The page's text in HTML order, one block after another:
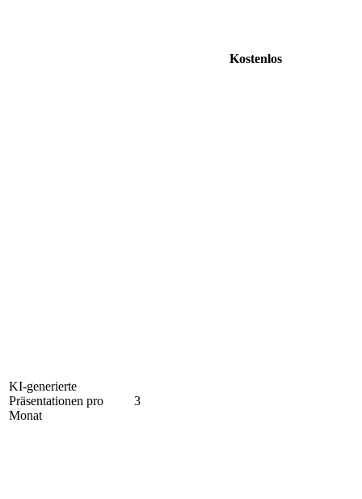
Kostenlos
KI-generierte
Präsentationen pro
Monat
3